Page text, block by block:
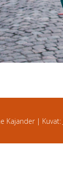
Kajander |